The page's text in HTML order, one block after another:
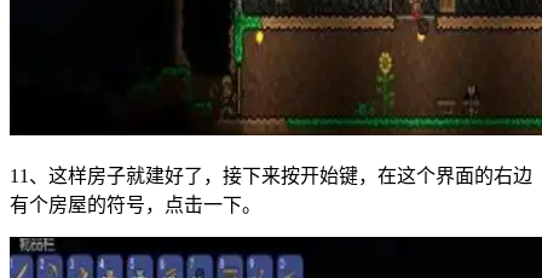
11、这样房子就建好了，接下来按开始键，在这个界面的右边
有个房屋的符号，点击一下。